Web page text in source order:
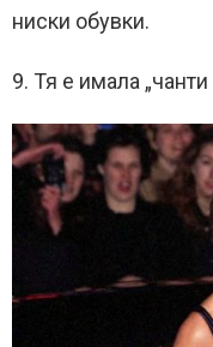
ниски обувки.
9. Тя е имала